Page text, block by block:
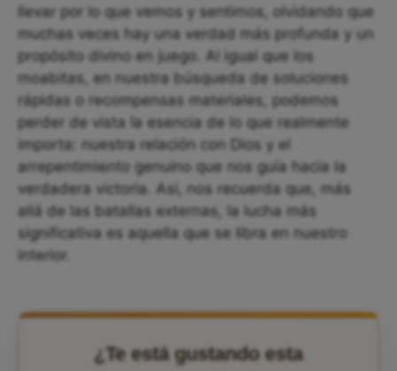
llevar por lo que vemos y sentimos, olvidando que
muchas veces hay una verdad más profunda y un
propósito divino en juego. Al igual que los
moabitas, en nuestra búsqueda de soluciones
rápidas o recompensas materiales, podemos
perder de vista la esencia de lo que realmente
importa: nuestra relación con Dios y el
arrepentimiento genuino que nos guía hacia la
verdadera victoria. Así, nos recuerda que, más
allá de las batallas externas, la lucha más
significativa es aquella que se libra en nuestro
interior.
¿Te está gustando esta